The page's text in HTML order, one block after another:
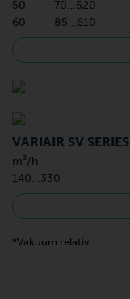
50 70…520
60
85…610
VARIAIR SV SERIES
m³/h
140…330
*Vakuum relativ